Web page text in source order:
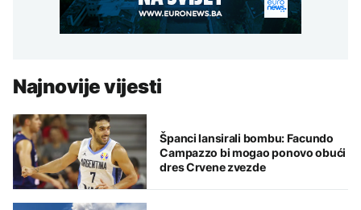
Najnovije vijesti
Španci lansirali bombu: Facundo
Campazzo bi mogao ponovo obući
dres Crvene zvezde